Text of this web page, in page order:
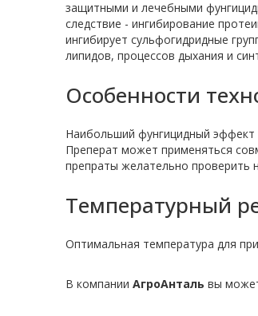
защитными и лечебными
следствие - ингибирование
ингибирует сульфогидридные
липидов, процессов дыхания и
Особенности
Наибольший фунгицидный эффект
Преперат может применяться
препраты желательно проверить
Температурный
Оптимальная температура для
В компании АгроАнталь вы